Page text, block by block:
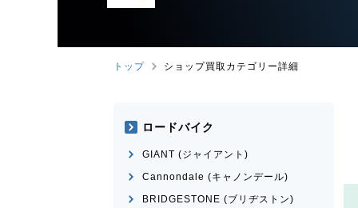
トップ ショップ買取カテゴリー詳細
ロードバイク
GIANT (ジャイアント)
Cannondale (キャノンデール)
BRIDGESTONE (ブリヂストン)